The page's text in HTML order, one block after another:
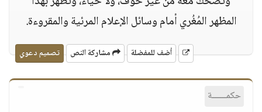
المظهر المُغُري أمام وسائل الإعلام المرئية والمقروءة.
أضف للمفضلة مشاركة النص تصميم دعوي
حكمــــــة